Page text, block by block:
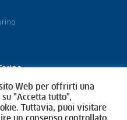
Web per offrirti una
"Accetta tutto",
Tuttavia, puoi visitare